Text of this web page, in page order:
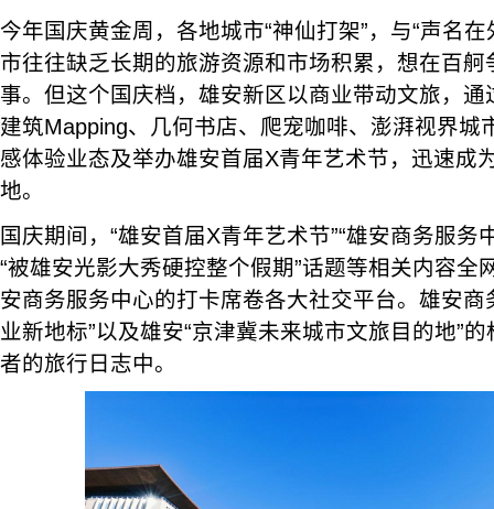
今年国庆黄金周，各地城市“神仙打架”，与“声名
市往往缺乏长期的旅游资源和市场积累，想在百
事。但这个国庆档，雄安新区以商业带动文旅，
建筑Mapping、几何书店、爬宠咖啡、澎湃视界城
感体验业态及举办雄安首届X青年艺术节，迅速成
地。
国庆期间，“雄安首届X青年艺术节”“雄安商务服务
“被雄安光影大秀硬控整个假期”话题等相关内容全
安商务服务中心的打卡席卷各大社交平台。雄安商
业新地标”以及雄安“京津冀未来城市文旅目的地”
者的旅行日志中。